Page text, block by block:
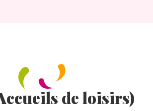
de loisirs)